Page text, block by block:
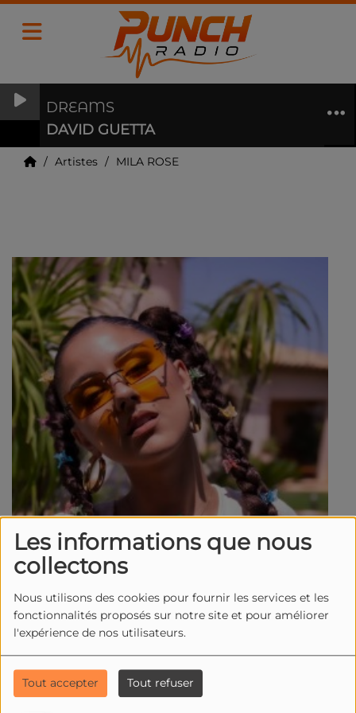
Les informations que nous
collectons
Nous utilisons des cookies pour fournir les services et les
fonctionnalités proposés sur notre site et pour améliorer
l'expérience de nos utilisateurs.
Tout accepter Tout refuser
DREAMS
DAVID GUETTA
Artistes MILA ROSE